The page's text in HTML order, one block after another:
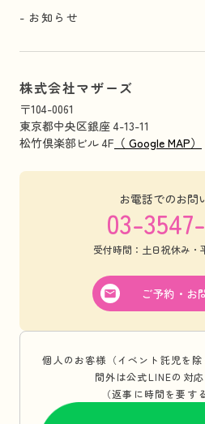
お知らせ
株式会社マザーズ
〒104-0061
東京都中央区銀座 4-13-11
松竹倶楽部ビル 4F （ Google MAP）
お電話でのお問
03-
受付時間：土日祝休み・
ご予約・お
個人のお客様（イベント託児を
間外は公式LINEの対応
（返事に時間を要す